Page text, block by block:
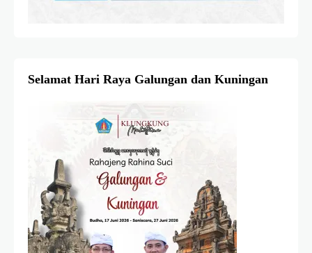
Selamat Hari Raya Galungan dan Kuningan